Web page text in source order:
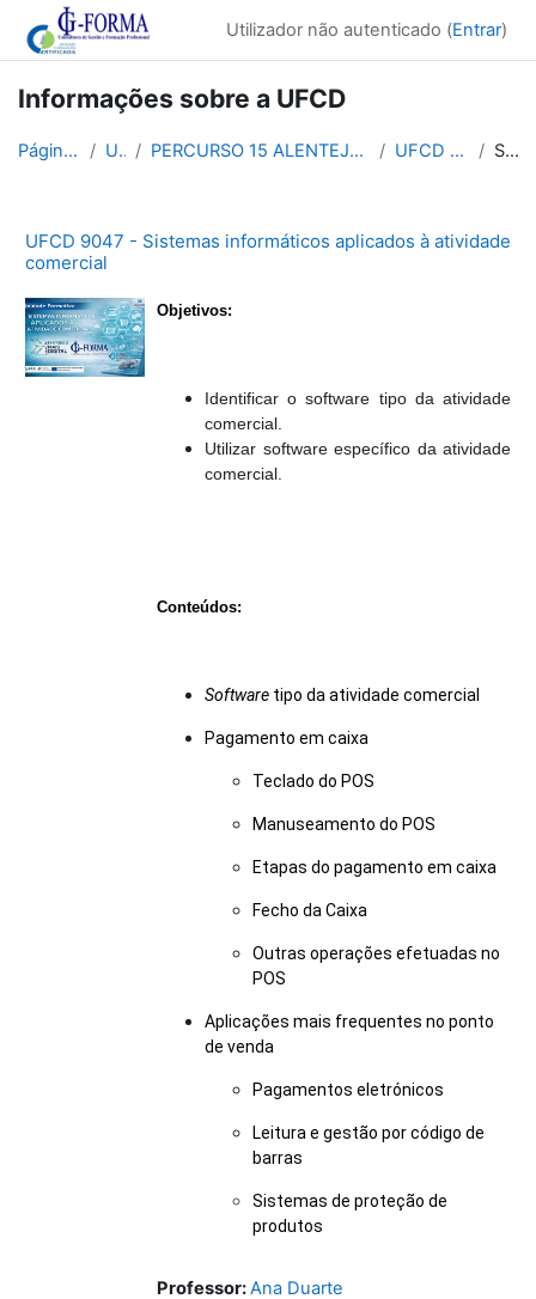
Ir para o conteúdo principal
Utilizador não autenticado (Entrar)
Informações sobre a UFCD
Página principal UFCDs PERCURSO 15 ALENTEJO - Comércio Digital - Operacio... UFCD 9047 P15 ALE Sumário
UFCD 9047 - Sistemas informáticos aplicados à atividade
comercial
Objetivos:
Identificar o software tipo da atividade
comercial.
Utilizar software específico da atividade
comercial.
Conteúdos:
Software tipo da atividade comercial
Pagamento em caixa
Teclado do POS
Manuseamento do POS
Etapas do pagamento em caixa
Fecho da Caixa
Outras operações efetuadas no
POS
Aplicações mais frequentes no ponto
de venda
Pagamentos eletrónicos
Leitura e gestão por código de
barras
Sistemas de proteção de
produtos
Professor:Ana Duarte